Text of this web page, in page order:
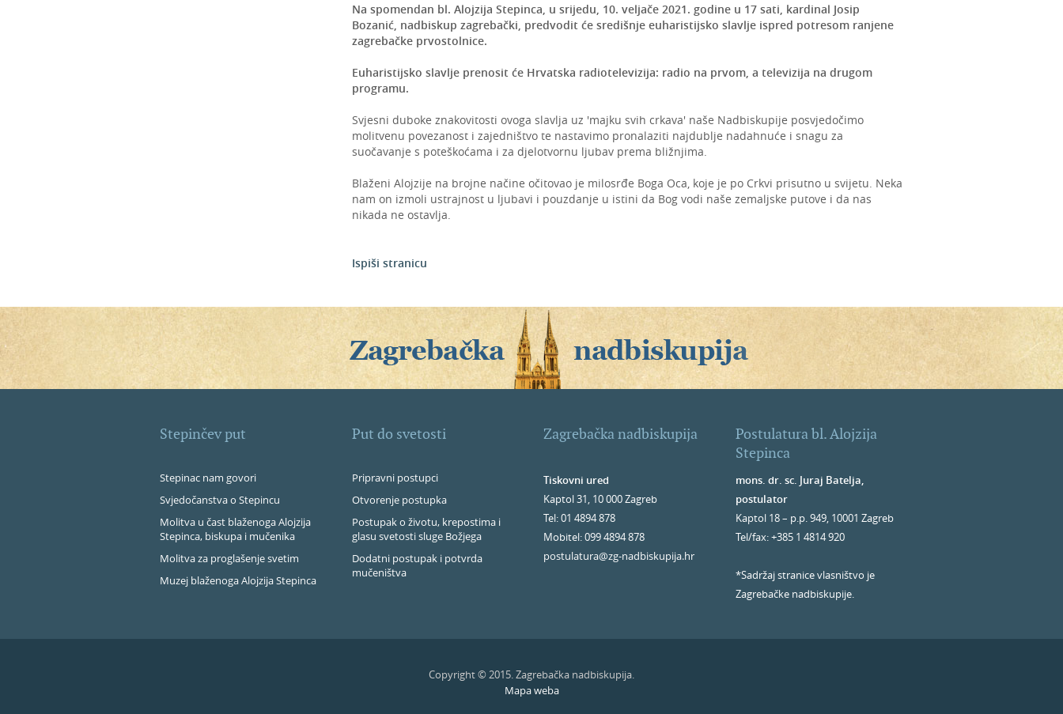
Na spomendan bl. Alojzija Stepinca, u srijedu, 10. veljače 2021. godine u 17 sati, kardinal Josip
Bozanić, nadbiskup zagrebački, predvodit će središnje euharistijsko slavlje ispred potresom ranjene
zagrebačke prvostolnice.
Euharistijsko slavlje prenosit će Hrvatska radiotelevizija: radio na prvom, a televizija na drugom
programu.
Svjesni duboke znakovitosti ovoga slavlja uz 'majku svih crkava' naše Nadbiskupije posvjedočimo
molitvenu povezanost i zajedništvo te nastavimo pronalaziti najdublje nadahnuće i snagu za
suočavanje s poteškoćama i za djelotvornu ljubav prema bližnjima.
Blaženi Alojzije na brojne načine očitovao je milosrđe Boga Oca, koje je po Crkvi prisutno u svijetu. Neka
nam on izmoli ustrajnost u ljubavi i pouzdanje u istini da Bog vodi naše zemaljske putove i da nas
nikada ne ostavlja.
Ispiši stranicu
Stepinčev put
Stepinac nam govori
Svjedočanstva o Stepincu
Molitva u čast blaženoga Alojzija
Stepinca, biskupa i mučenika
Molitva za proglašenje svetim
Muzej blaženoga Alojzija Stepinca
Put do svetosti
Pripravni postupci
Otvorenje postupka
Postupak o životu, krepostima i
glasu svetosti sluge Božjega
Dodatni postupak i potvrda
mučeništva
Zagrebačka nadbiskupija
Tiskovni ured
Kaptol 31, 10 000 Zagreb
Tel: 01 4894 878
Mobitel: 099 4894 878
postulatura@zg-nadbiskupija.hr
Postulatura bl. Alojzija
Stepinca
mons. dr. sc. Juraj Batelja,
postulator
Kaptol 18 – p.p. 949, 10001 Zagreb
Tel/fax: +385 1 4814 920
*Sadržaj stranice vlasništvo je
Zagrebačke nadbiskupije.
Copyright © 2015. Zagrebačka nadbiskupija.
Mapa weba